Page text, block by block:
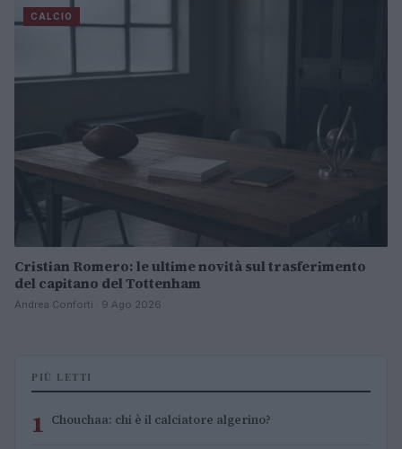
CALCIO
Cristian Romero: le ultime novità sul trasferimento
del capitano del Tottenham
Andrea Conforti · 9 Ago 2026
PIÙ LETTI
1 Chouchaa: chi è il calciatore algerino?